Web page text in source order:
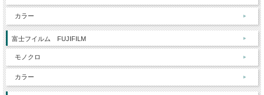
カラー
富士フイルム FUJIFILM
モノクロ
カラー